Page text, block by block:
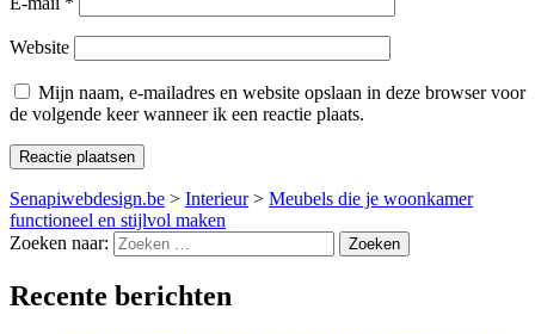
Website
Mijn naam, e-mailadres en website opslaan in deze browser voor
de volgende keer wanneer ik een reactie plaats.
Senapiwebdesign.be > Interieur> Meubels die je woonkamer
functioneel en stijlvol maken
Zoeken naar:
Recente berichten